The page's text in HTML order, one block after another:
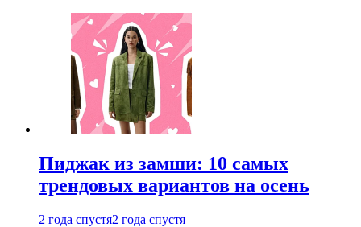
Пиджак из замши: 10 самых
трендовых вариантов на осень
2 года спустя2 года спустя